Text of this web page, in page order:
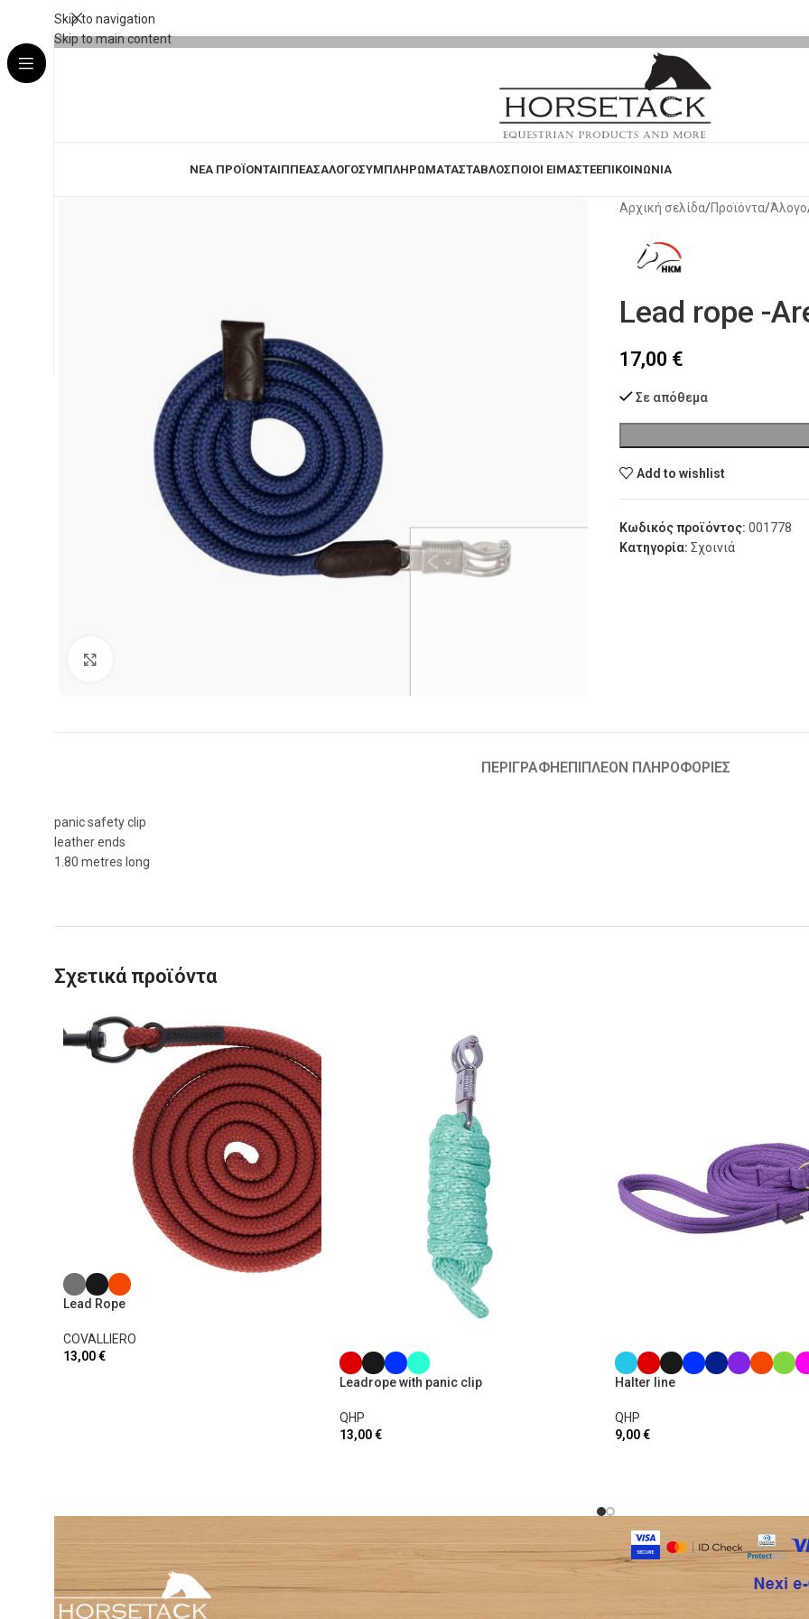
Skip to navigation
Skip to main content
ΝΕΑ ΠΡΟΪΟΝΤΑΙΠΠΕΑΣΑΛΟΓΟΣΥΜΠΛΗΡΩΜΑΤΑΣΤΑΒΛΟΣΠΟΙΟΙ ΕΙΜΑΣΤΕΕΠΙΚΟΙΝΩΝΙΑ
Αρχική σελίδα Προϊόντα Άλογο
Lead rope -
17,00 €
Σε απόθεμα
Add to wishlist
Κωδικός προϊόντος: 001778
Κατηγορία: Σχοινιά
ΠΕΡΙΓΡΑΦΉΕΠΙΠΛΈΟΝ ΠΛΗΡΟΦΟΡΊΕΣ
panic safety clip
leather ends
1.80 metres long
Σχετικά προϊόντα
Lead Rope
COVALLIERO
13,00€
Leadrope with panic clip
QHP
13,00€
Halter line
QHP
9,00€